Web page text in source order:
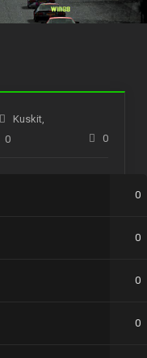
Kuskit,
0 0
0
0
0
0